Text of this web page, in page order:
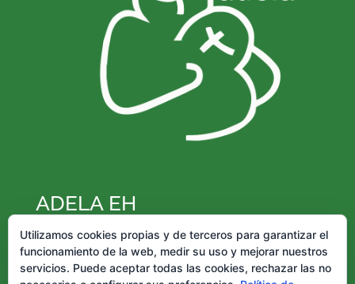
ADELA EH
Federación de Esclerosis Lateral Amiotrófica –
ADELA EH Inscrita en la Sección 2ª Nº
FD/G/00085/1997 Registro de Asociaciones
Utilizamos cookies propias y de terceros para garantizar el
funcionamiento de la web, medir su uso y mejorar nuestros
servicios. Puede aceptar todas las cookies, rechazar las no